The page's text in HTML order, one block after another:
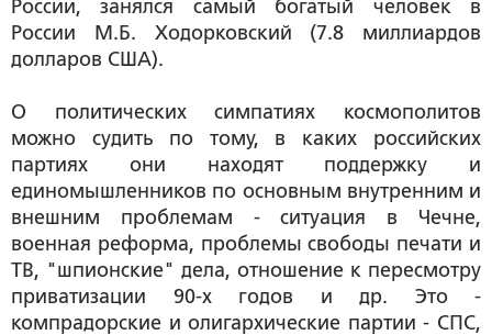
России, занялся самый богатый человек в
России М.Б. Ходорковский (7.8 миллиардов
долларов США).
О политических симпатиях космополитов
можно судить по тому, в каких российских
партиях они находят поддержку и
единомышленников по основным внутренним и
внешним проблемам - ситуация в Чечне,
военная реформа, проблемы свободы печати и
ТВ, "шпионские" дела, отношение к пересмотру
приватизации 90-х годов и др. Это -
компрадорские и олигархические партии - СПС,